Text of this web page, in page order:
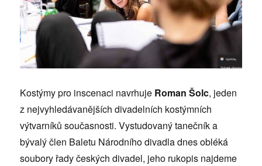
Kostýmy pro inscenaci navrhuje Roman Šolc, jeden
z nejvyhledávanějších divadelních kostýmních
výtvarníků současnosti. Vystudovaný tanečník a
bývalý člen Baletu Národního divadla dnes obléká
soubory řady českých divadel, jeho rukopis najdeme